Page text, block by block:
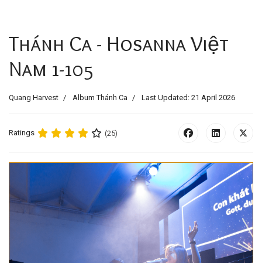
Thánh Ca - Hosanna Việt
Nam 1-105
Quang Harvest Album Thánh Ca Last Updated: 21 April 2026
Ratings (25)